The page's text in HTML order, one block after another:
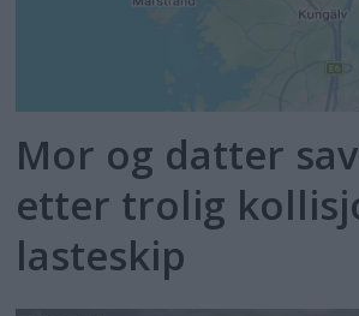
Mor og datter
etter trolig
lasteskip